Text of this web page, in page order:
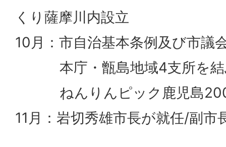
くり薩摩川内設立
10月：市自治基本条例及び市議
本庁・甑島地域4支所を結
ねんりんピック鹿児島
11月：岩切秀雄市長が就任/副市